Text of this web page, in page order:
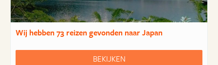
Wij hebben73 reizengevonden naar Japan
BEKIJKEN